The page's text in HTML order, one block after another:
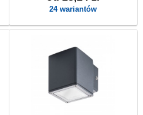
24 wariantów